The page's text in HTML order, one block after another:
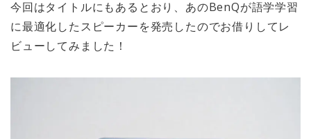
今回はタイトルにもあるとおり、あのBenQが語学学習
に最適化したスピーカーを発売したのでお借りしてレ
ビューしてみました！